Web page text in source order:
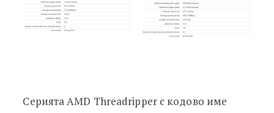
Серията AMD Threadripper с кодово име